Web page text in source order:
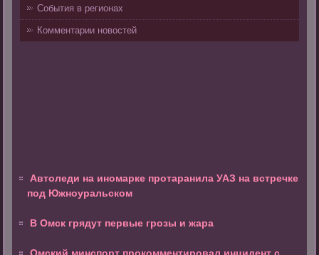
События в регионах
Комментарии новостей
Автоледи на иномарке протаранила УАЗ на встречке
под Южноуральском
В Омск грядут первые грозы и жара